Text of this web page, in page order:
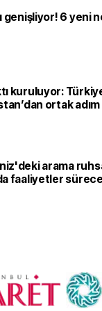
genişliyor! 6 yeni
kuruluyor:
ortak adım
arama
faaliyetler